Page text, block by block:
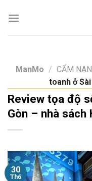
ManMo / CẨM
toanh ở
Review tọa độ
Gòn – nhà sách
30
Th6